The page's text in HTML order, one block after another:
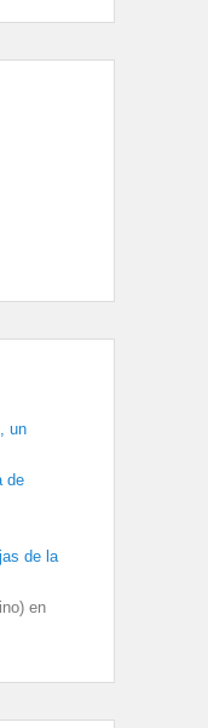
un
de
de la
en